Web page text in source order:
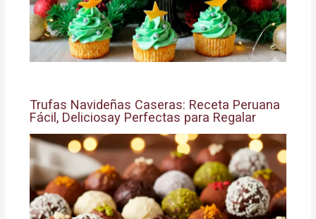
Trufas Navideñas Caseras: Receta Peruana
Fácil, Deliciosay Perfectas para Regalar